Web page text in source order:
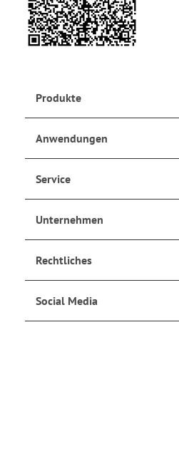
Produkte
Anwendungen
Service
Unternehmen
Rechtliches
Social Media